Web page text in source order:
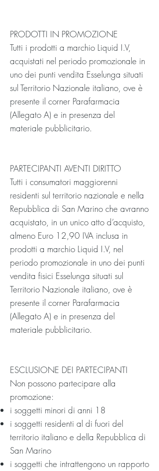
PRODOTTI IN PROMOZIONE
Tutti i prodotti a marchio Liquid I.V,
acquistati nel periodo promozionale in
uno dei punti vendita Esselunga situati
sul Territorio Nazionale italiano, ove è
presente il corner Parafarmacia
(Allegato A) e in presenza del
materiale pubblicitario.
PARTECIPANTI AVENTI DIRITTO
Tutti i consumatori maggiorenni
residenti sul territorio nazionale e nella
Repubblica di San Marino che avranno
acquistato, in un unico atto d’acquisto,
almeno Euro 12,90 IVA inclusa in
prodotti a marchio Liquid I.V, nel
periodo promozionale in uno dei punti
vendita fisici Esselunga situati sul
Territorio Nazionale italiano, ove è
presente il corner Parafarmacia
(Allegato A) e in presenza del
materiale pubblicitario.
ESCLUSIONE DEI PARTECIPANTI
Non possono partecipare alla
promozione:
i soggetti minori di anni 18
i soggetti residenti al di fuori del
territorio italiano e della Repubblica di
San Marino
i soggetti che intrattengono un rapporto